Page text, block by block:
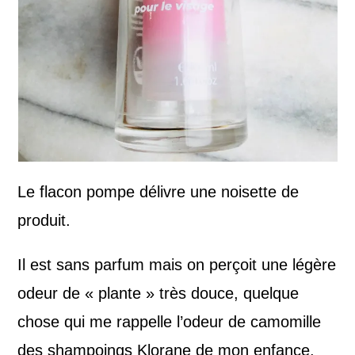
Le flacon pompe délivre une noisette de
produit.
Il est sans parfum mais on perçoit une légère
odeur de « plante » très douce, quelque
chose qui me rappelle l’odeur de camomille
des shampoings Klorane de mon enfance.